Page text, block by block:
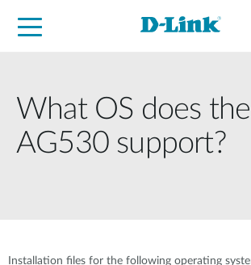
What OS does
AG530 support?
Installation files for the following operating